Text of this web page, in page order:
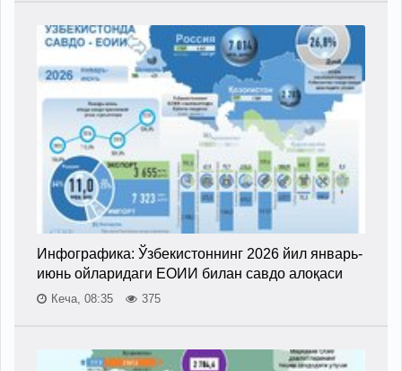
Инфографика: Ўзбекистоннинг 2026 йил январь-
июнь ойларидаги ЕОИИ билан савдо алоқаси
Кеча, 08:35 375